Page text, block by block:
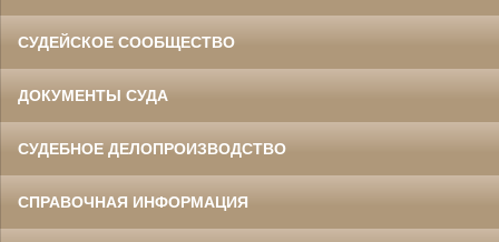
СУДЕЙСКОЕ СООБЩЕСТВО
ДОКУМЕНТЫ СУДА
СУДЕБНОЕ ДЕЛОПРОИЗВОДСТВО
СПРАВОЧНАЯ ИНФОРМАЦИЯ